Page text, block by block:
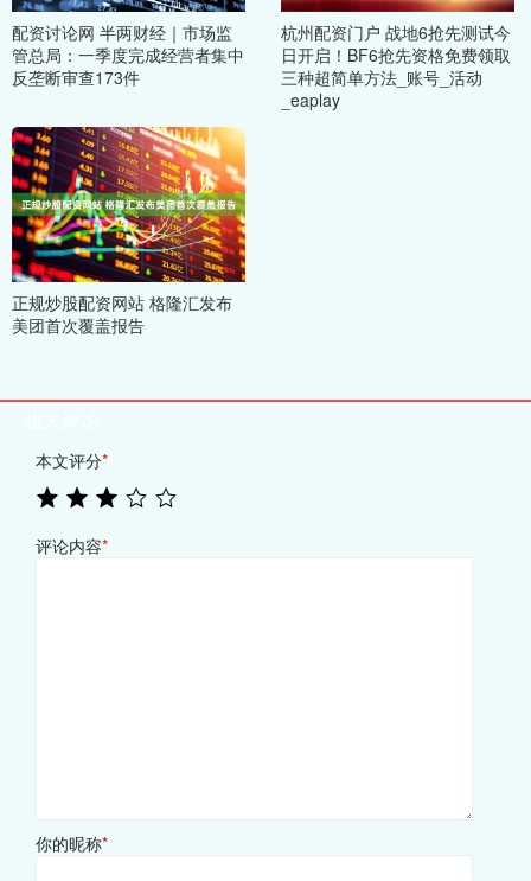
配资讨论网 半两财经｜市场监
管总局：一季度完成经营者集中
反垄断审查173件
杭州配资门户 战地6抢先测试今
日开启！BF6抢先资格免费领取
三种超简单方法_账号_活动
_eaplay
正规炒股配资网站 格隆汇发布
美团首次覆盖报告
本文评分*
评论内容*
你的昵称*